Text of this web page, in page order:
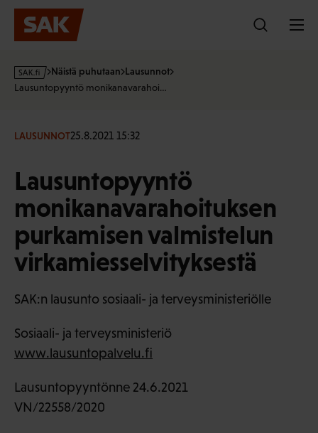
Hyppää
sisältöön
s
a
f
Näistä puhutaan Lausunnot
Lausuntopyyntö monikanavarahoi…
LAUSUNNOT25.8.2021 15:32
Lausuntopyyntö
monikanavarahoituksen
purkamisen valmistelun
virkamiesselvityksestä
SAK:n lausunto sosiaali- ja terveysministeriölle
Sosiaali- ja terveysministeriö
www.lausuntopalvelu.fi
Lausuntopyyntönne 24.6.2021
VN/22558/2020